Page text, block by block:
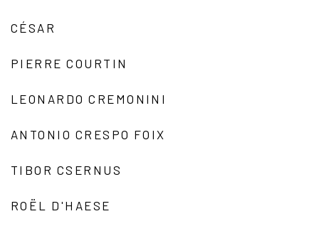
CÉSAR
PIERRE COURTIN
LEONARDO CREMONINI
ANTONIO CRESPO FOIX
TIBOR CSERNUS
ROËL D'HAESE